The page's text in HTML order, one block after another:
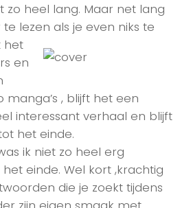
zo heel lang. Maar net lang
lezen als je even niks te
het
en
, blijft het een
interessant verhaal en blijft
het einde.
ik niet zo heel erg
einde. Wel kort ,krachtig
die je zoekt tijdens